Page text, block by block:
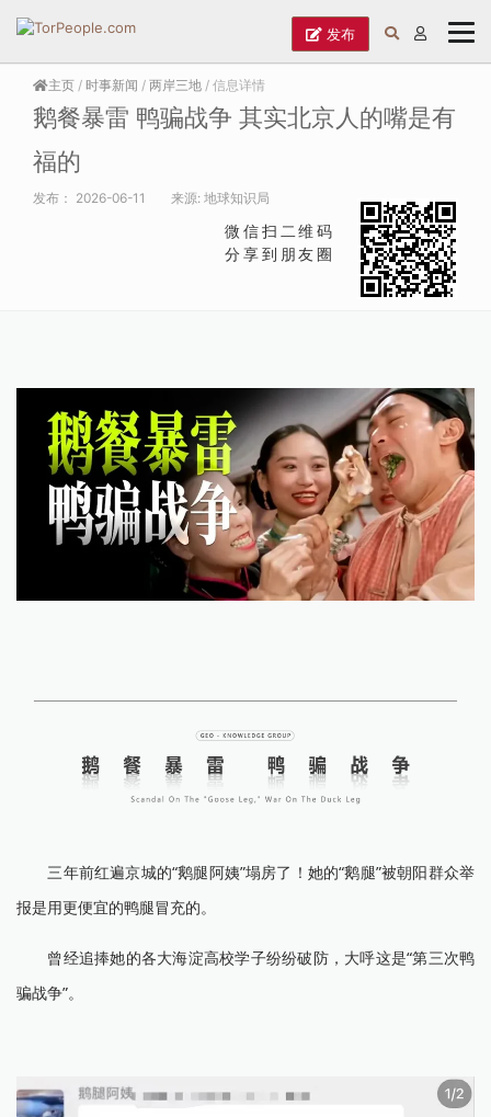
发布
主页 / 时事新闻 / 两岸三地 / 信息详情
鹅餐暴雷 鸭骗战争 其实北京人的嘴是有
福的
发布： 2026-06-11 来源: 地球知识局
微信扫二维码
分享到朋友圈
三年前红遍京城的“鹅腿阿姨”塌房了！她的“鹅腿”被朝阳群众举
报是用更便宜的鸭腿冒充的。
曾经追捧她的各大海淀高校学子纷纷破防，大呼这是“第三次鸭
骗战争”。